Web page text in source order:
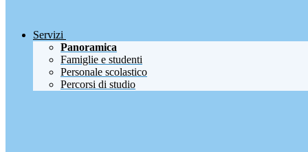
Servizi
Panoramica
Famiglie e studenti
Personale scolastico
Percorsi di studio